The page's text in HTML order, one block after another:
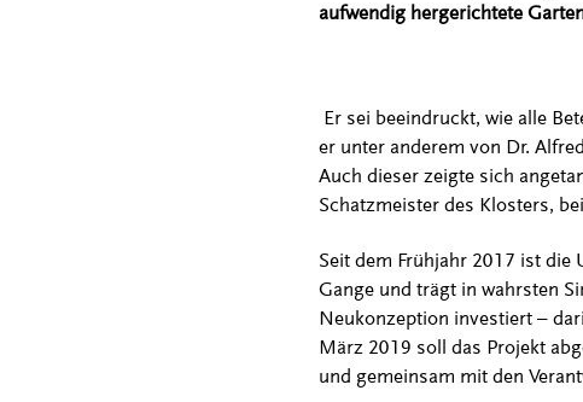
aufwendig hergerichtete
Er sei beeindruckt, wie alle
er unter anderem von Dr.
Auch dieser zeigte sich
Schatzmeister des Klosters,
Seit dem Frühjahr 2017 ist
Gange und trägt in wahrsten
Neukonzeption investiert –
März 2019 soll das Projekt
und gemeinsam mit den